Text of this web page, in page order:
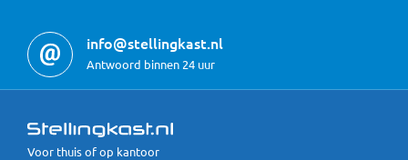
info@stellingkast.nl
Antwoord binnen 24 uur
Voor thuis of op kantoor